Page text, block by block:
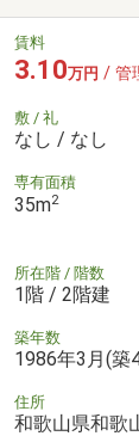
賃料
3.10万円 / 管
敷 / 礼
なし / なし
専有面積
35m2
所在階 / 階数
1階 / 2階建
築年数
1986年3月(築
住所
和歌山県和歌